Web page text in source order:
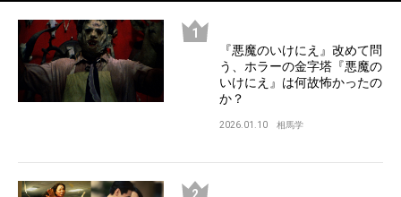
『悪魔のいけにえ』改めて問
う、ホラーの金字塔『悪魔の
いけにえ』は何故怖かったの
か？
2026.01.10 相馬学